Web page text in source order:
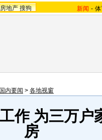
地产 搜狗 新闻 -
国内要闻 > 各地视窗
作 为三万户
房